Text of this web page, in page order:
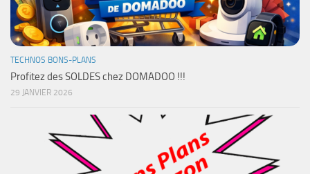
TECHNOS BONS-PLANS
Profitez des SOLDES chez DOMADOO !!!
29 JANVIER 2026